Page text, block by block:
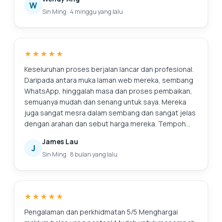
servis komputer riba yang boleh dipercayai dan
kepada saya gambar-gambar pengumpulan habuk
dalaman dan menerangkan servis yang disyorkan
meyakinkan. Terima kasih atas perkhidmatan
profesional!
W
Sin Ming · 4 minggu yang lalu
★★★★★
Keseluruhan proses berjalan lancar dan profesional.
Daripada antara muka laman web mereka, sembang
WhatsApp, hinggalah masa dan proses pembaikan,
semuanya mudah dan senang untuk saya. Mereka
juga sangat mesra dalam sembang dan sangat jelas
dengan arahan dan sebut harga mereka. Tempoh
kembali ke sini lagi jika saya perlu membaiki apa-apa
lagi. Dan sudah tentu, komputer riba terasa seperti
J
James Lau
Sin Ming · 8 bulan yang lalu
★★★★★
Pengalaman dan perkhidmatan 5/5 Menghargai